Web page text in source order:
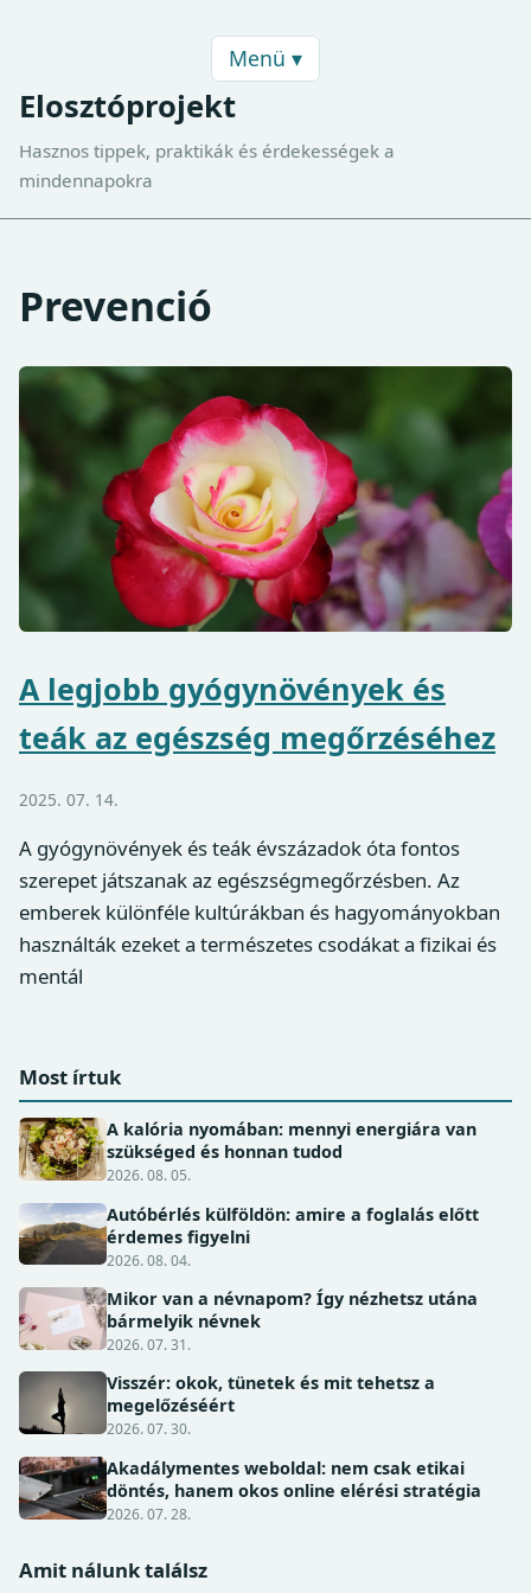
Menü ▾
Elosztóprojekt
Hasznos tippek, praktikák és érdekességek a
mindennapokra
Prevenció
A legjobb gyógynövények és
teák az egészség megőrzéséhez
2025. 07. 14.
A gyógynövények és teák évszázadok óta fontos
szerepet játszanak az egészségmegőrzésben. Az
emberek különféle kultúrákban és hagyományokban
használták ezeket a természetes csodákat a fizikai és
mentál
Most írtuk
A kalória nyomában: mennyi energiára van
szükséged és honnan tudod
2026. 08. 05.
Autóbérlés külföldön: amire a foglalás előtt
érdemes figyelni
2026. 08. 04.
Mikor van a névnapom? Így nézhetsz utána
bármelyik névnek
2026. 07. 31.
Visszér: okok, tünetek és mit tehetsz a
megelőzéséért
2026. 07. 30.
Akadálymentes weboldal: nem csak etikai
döntés, hanem okos online elérési stratégia
2026. 07. 28.
Amit nálunk találsz